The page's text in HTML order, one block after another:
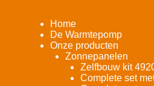
Home
De Warmtepomp
Onze producten
Zonnepanelen
Zelfbouw kit
Complete set